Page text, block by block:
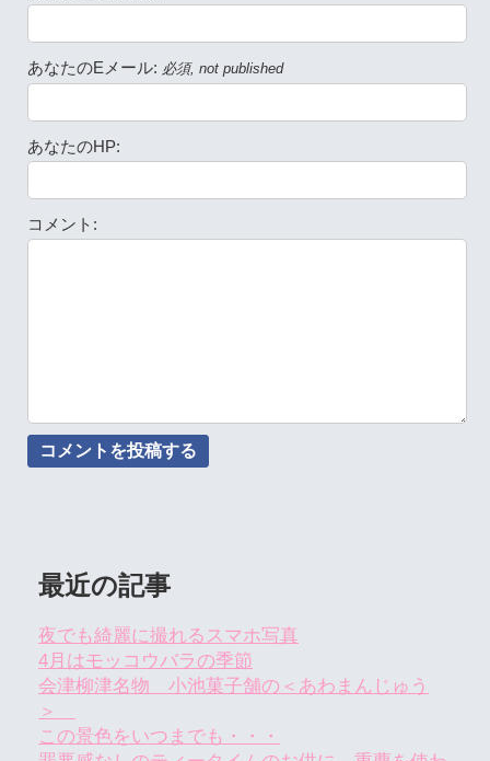
あなたのEメール: 必須, not published
あなたのHP:
コメント:
最近の記事
夜でも綺麗に撮れるスマホ写真
4月はモッコウバラの季節
会津柳津名物 小池菓子舗の＜あわまんじゅう
＞
この景色をいつまでも・・・